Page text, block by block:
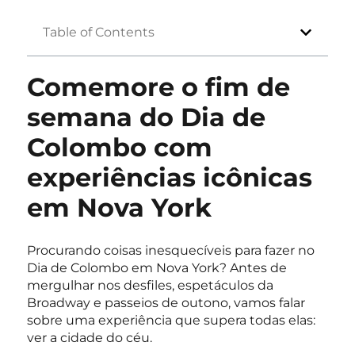
Table of Contents
Comemore o fim de
semana do Dia de
Colombo com
experiências icônicas
em Nova York
Procurando coisas inesquecíveis para fazer no
Dia de Colombo em Nova York? Antes de
mergulhar nos desfiles, espetáculos da
Broadway e passeios de outono, vamos falar
sobre uma experiência que supera todas elas:
ver a cidade do céu.